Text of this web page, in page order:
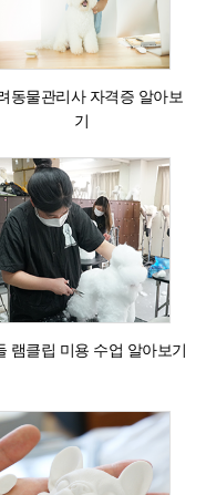
동물관리사 자격증 알아보
기
램클립 미용 수업 알아보기